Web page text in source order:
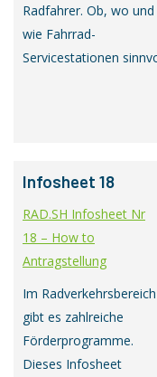
Radfahrer. Ob, wo und
wie Fahrrad-
Servicestationen
Infosheet 18
RAD.SH Infosheet Nr
18 – How to
Antragstellung
Im Radverkehrsbereich
gibt es zahlreiche
Förderprogramme.
Dieses Infosheet